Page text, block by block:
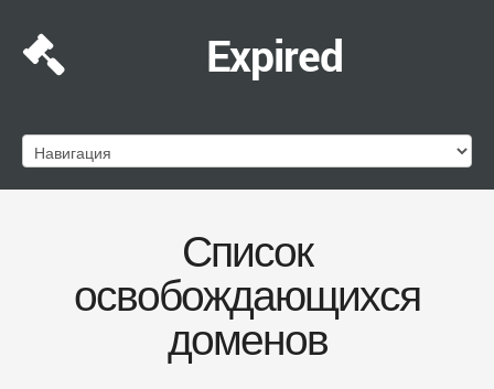
Expired
Список
освобождающихся
доменов